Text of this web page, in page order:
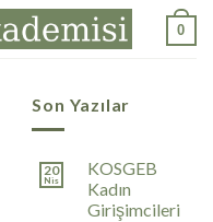
0
Son Yazılar
20
Nis
KOSGEB
Kadın
Girişimcileri